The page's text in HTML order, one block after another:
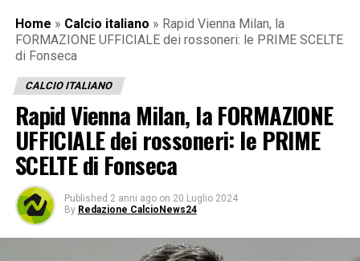
Home » Calcio italiano » Rapid Vienna Milan, la
FORMAZIONE UFFICIALE dei rossoneri: le PRIME SCELTE
di Fonseca
CALCIO ITALIANO
Rapid Vienna Milan, la FORMAZIONE
UFFICIALE dei rossoneri: le PRIME
SCELTE di Fonseca
Published 2 anni ago on 20 Luglio 2024
By Redazione CalcioNews24